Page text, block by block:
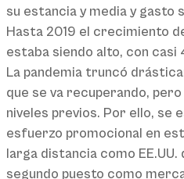
su estancia y media y gasto
Hasta 2019 el crecimiento
estaba siendo alto, con
La pandemia truncó
que se va recuperando,
niveles previos. Por ello, se
esfuerzo promocional en
larga distancia como
segundo puesto como